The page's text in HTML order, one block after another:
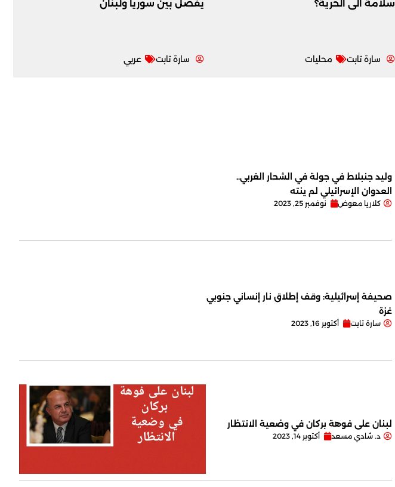
سلامة الى الحرية؟
سارة تابت محليات
يفصل بين سوريا ولبنان
سارة تابت عربي
وليد جنبلاط في جولة في الشحار الغربي..
العدوان الإسرائيلي لم ينته
كلاريا معوض نوفمبر 25, 2023
صحيفة إسرائيلية: وقف إطلاق نار إنساني جنوبي
غزة
سارة تابت أكتوبر 16, 2023
لبنان على فوهة بركان في وضعية الانتظار
د. شادي مسعد أكتوبر 14, 2023